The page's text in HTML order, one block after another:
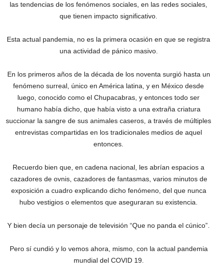
las tendencias de los fenómenos sociales, en las redes sociales,
que tienen impacto significativo.
Esta actual pandemia, no es la primera ocasión en que se registra
una actividad de pánico masivo.
En los primeros años de la década de los noventa surgió hasta un
fenómeno surreal, único en América latina, y en México desde
luego, conocido como el Chupacabras, y entonces todo ser
humano había dicho, que había visto a una extraña criatura
succionar la sangre de sus animales caseros, a través de múltiples
entrevistas compartidas en los tradicionales medios de aquel
entonces.
Recuerdo bien que, en cadena nacional, les abrían espacios a
cazadores de ovnis, cazadores de fantasmas, varios minutos de
exposición a cuadro explicando dicho fenómeno, del que nunca
hubo vestigios o elementos que aseguraran su existencia.
Y bien decía un personaje de televisión “Que no panda el cúnico”.
Pero sí cundió y lo vemos ahora, mismo, con la actual pandemia
mundial del COVID 19.